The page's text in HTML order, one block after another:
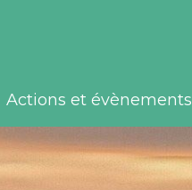
Actions et évènements